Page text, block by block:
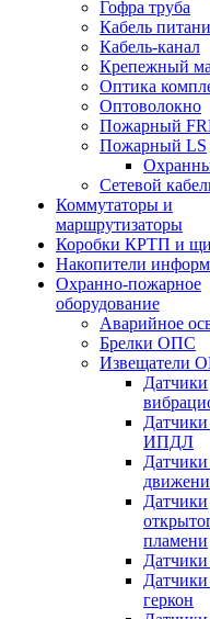
Гофра труба
Кабель
Кабель-канал
Крепежный
Оптика
Оптоволокно
Пожарный
Пожарный LS
Сетевой
Коммутаторы и
маршрутизаторы
Коробки КРТП и
Накопители
Охранно-пожарное
оборудование
Аварийное
Брелки ОПС
Извещатели
Датчики
ИПДЛ
Датчики
пламени
геркон